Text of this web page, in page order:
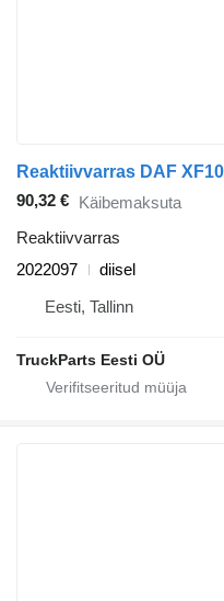
90,32 € Käibemaksuta
Reaktiivvarras
2022097
diisel
Eesti, Tallinn
TruckParts Eesti OÜ